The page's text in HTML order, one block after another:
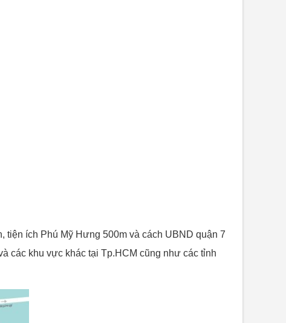
tiện ích Phú Mỹ Hưng 500m và cách UBND quận 7
các khu vực khác tại Tp.HCM cũng như các tỉnh